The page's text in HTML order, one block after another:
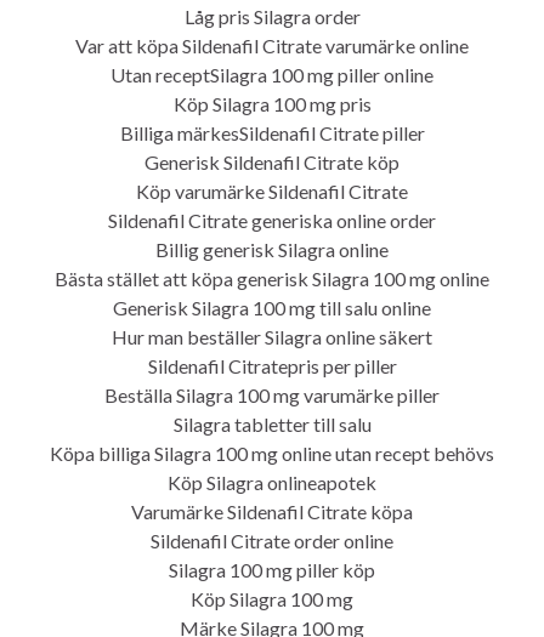
Låg pris Silagra order
Var att köpa Sildenafil Citrate varumärke online
Utan receptSilagra 100 mg piller online
Köp Silagra 100 mg pris
Billiga märkesSildenafil Citrate piller
Generisk Sildenafil Citrate köp
Köp varumärke Sildenafil Citrate
Sildenafil Citrate generiska online order
Billig generisk Silagra online
Bästa stället att köpa generisk Silagra 100 mg online
Generisk Silagra 100 mg till salu online
Hur man beställer Silagra online säkert
Sildenafil Citratepris per piller
Beställa Silagra 100 mg varumärke piller
Silagra tabletter till salu
Köpa billiga Silagra 100 mg online utan recept behövs
Köp Silagra onlineapotek
Varumärke Sildenafil Citrate köpa
Sildenafil Citrate order online
Silagra 100 mg piller köp
Köp Silagra 100 mg
Märke Silagra 100 mg
Ballspiele
Claudia erzählt
Das ganz normale Leben
Kooikergeschwader
Skyla erzählt
Uncategorized
BERICHTE ARCHIV
Januar 2023
D M D F S
4 5 6
11 12